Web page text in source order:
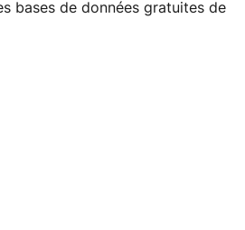
bases de données gratuites de